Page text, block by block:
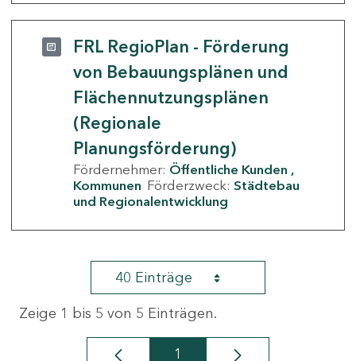
FRL RegioPlan - Förderung
von Bebauungsplänen und
Flächennutzungsplänen
(Regionale
Planungsförderung)
Fördernehmer: Öffentliche Kunden
Kommunen Förderzweck: Städtebau
und Regionalentwicklung
40 Einträge
Zeige 1 bis 5 von 5 Einträgen.
1